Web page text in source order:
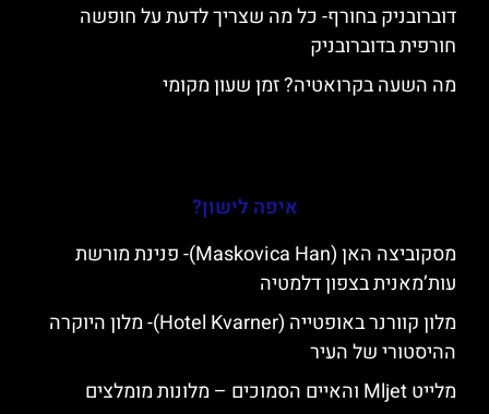
דוברובניק בחורף- כל מה שצריך לדעת על חופשה
חורפית בדוברובניק
מה השעה בקרואטיה? זמן שעון מקומי
איפה לישון?
מסקוביצה האן (Maskovica Han)- פנינת מורשת
עות’מאנית בצפון דלמטיה
מלון קוורנר באופטייה (Hotel Kvarner)- מלון היוקרה
ההיסטורי של העיר
מלייט Mljet והאיים הסמוכים – מלונות מומלצים